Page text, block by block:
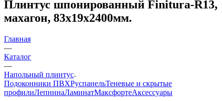
Плинтус шпонированный Finitura-R13,
махагон, 83x19x2400мм.
Главная
—
Каталог
—
Напольный плинтус
Подоконники ПВХРуспанельТеневые и скрытые
профилиЛепнинаЛаминатМаксфортеАксессуары